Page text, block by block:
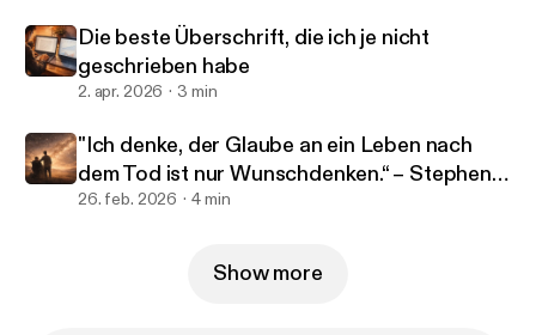
Die beste Überschrift, die ich je nicht
geschrieben habe
2. apr. 2026 3 min
"Ich denke, der Glaube an ein Leben nach
dem Tod ist nur Wunschdenken.“ – Stephen
Hawking
26. feb. 2026 4 min
Show more